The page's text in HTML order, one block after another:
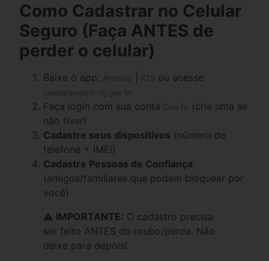
Como Cadastrar no Celular
Seguro (Faça ANTES de
perder o celular)
Baixe o app: Android iOS ou acesse
celularseguro.mj.gov.br
Faça login com sua conta Gov.br
(crie uma se
não tiver)
Cadastre seus dispositivos (número de
telefone + IMEI)
Cadastre Pessoas de Confiança
(amigos/familiares que podem bloquear por
você)
⚠️ IMPORTANTE: O cadastro precisa
ser feito ANTES do roubo/perda. Não
deixe para depois!